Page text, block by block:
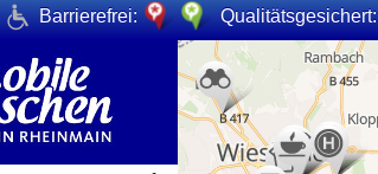
Barrierefrei: Qualitätsgesichert: